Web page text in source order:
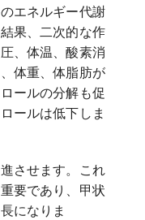
エネルギー代謝
果、二次的な作
、体温、酸素消
体重、体脂肪が
ールの分解も促
ールは低下しま
させます。これ
要であり、甲状
になりま